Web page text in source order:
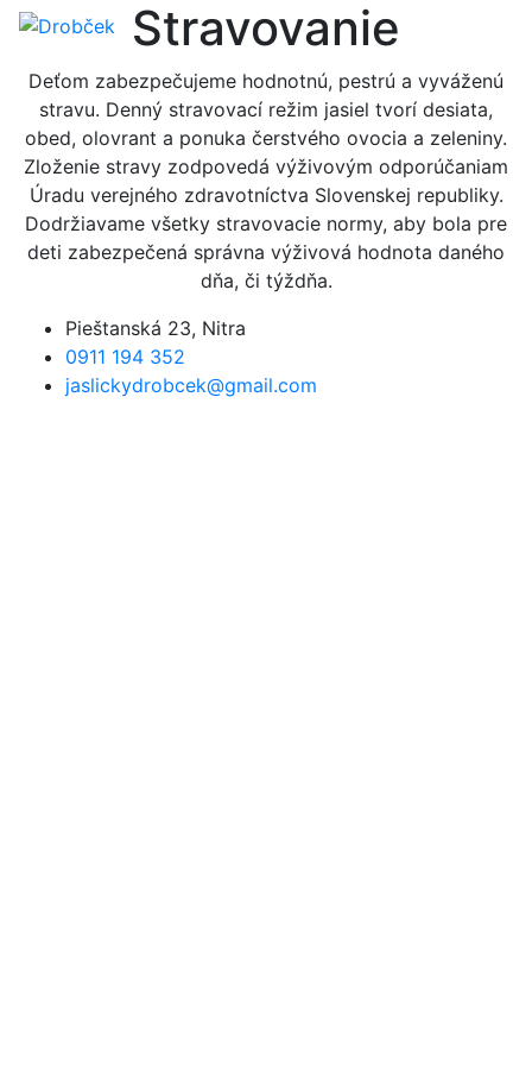
Stravovanie
Deťom zabezpečujeme hodnotnú, pestrú a vyváženú
stravu. Denný stravovací režim jasiel tvorí desiata,
obed, olovrant a ponuka čerstvého ovocia a zeleniny.
Zloženie stravy zodpovedá výživovým odporúčaniam
Úradu verejného zdravotníctva Slovenskej republiky.
Dodržiavame všetky stravovacie normy, aby bola pre
deti zabezpečená správna výživová hodnota daného
dňa, či týždňa.
Pieštanská 23, Nitra
0911 194 352
jaslickydrobcek@gmail.com